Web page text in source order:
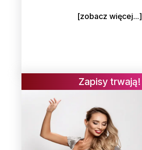
[zobacz więcej...]
Zapisy trwają!